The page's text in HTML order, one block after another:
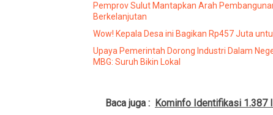
Pemprov Sulut Mantapkan Arah
Berkelanjutan
Wow! Kepala Desa ini Bagikan Rp457 Juta
Upaya Pemerintah Dorong Industri Dalam
MBG: Suruh Bikin Lokal
Baca juga : Kominfo Identifikasi 1.387